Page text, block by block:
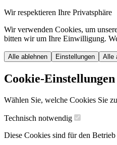
Wir respektieren Ihre Privatsphäre
Wir verwenden Cookies, um
bitten wir um Ihre Einwilligung.
Alle ablehnen Einstellungen Alle
Cookie-Einstellungen
Wählen Sie, welche Cookies Sie
Technisch notwendig
Diese Cookies sind für den